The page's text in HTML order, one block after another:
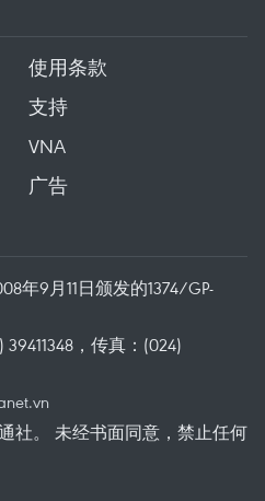
使用条款
支持
VNA
广告
年9月11日颁发的1374/GP-
39411348，传真：(024)
社。 未经书面同意，禁止任何